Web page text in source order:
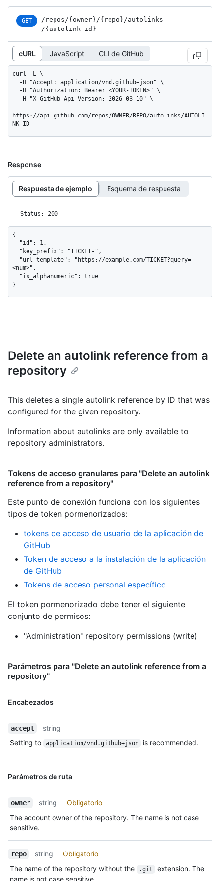
GET /repos /{owner} /{repo} /autolinks
/{autolink_ id}
cURL JavaScript CLI de GitHub
curl -L \
https://api.github.com/repos/OWNER/REPO/autolinks/AUTOLI
NK_ID
Response
Respuesta de ejemplo Esquema de respuesta
Status: 200
{
<num>",
}
Delete an autolink reference from a
repository
This deletes a single autolink reference by ID that was
configured for the given repository.
Information about autolinks are only available to
repository administrators.
Tokens de acceso granulares para "Delete an autolink
reference from a repository"
Este punto de conexión funciona con los siguientes
tipos de token pormenorizados:
tokens de acceso de usuario de la aplicación de
GitHub
Token de acceso a la instalación de la aplicación
de GitHub
Tokens de acceso personal específico
El token pormenorizado debe tener el siguiente
conjunto de permisos:
"Administration" repository permissions (write)
Parámetros para "Delete an autolink reference from a
repository"
Encabezados
accept
string
Setting to
application/vnd.github+json is recommended.
Parámetros de ruta
owner string
Obligatorio
The account owner of the repository. The name is not case
sensitive.
repo string
Obligatorio
The name of the repository without the
.git
extension. The
name is not case sensitive.